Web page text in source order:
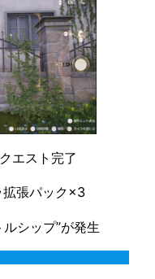
エスト完了
張パック×3
シップ”が発生